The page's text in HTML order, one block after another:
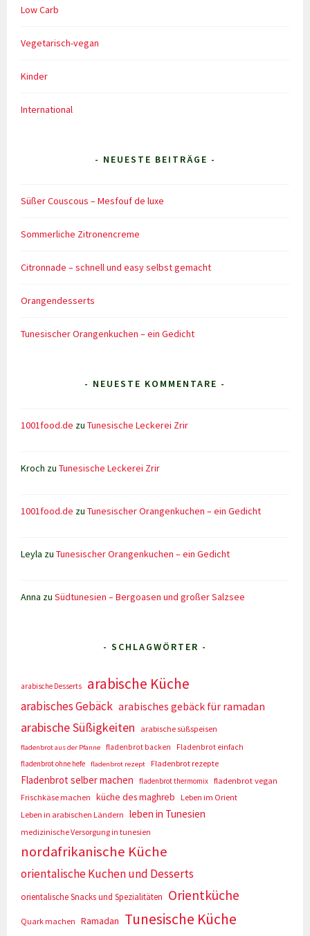
Low Carb
Vegetarisch-vegan
Kinder
International
- NEUESTE BEITRÄGE -
Süßer Couscous – Mesfouf de luxe
Sommerliche Zitronencreme
Citronnade – schnell und easy selbst gemacht
Orangendesserts
Tunesischer Orangenkuchen – ein Gedicht
- NEUESTE KOMMENTARE -
1001food.de zuTunesische Leckerei Zrir
Kroch zuTunesische Leckerei Zrir
1001food.de zuTunesischer Orangenkuchen – ein Gedicht
Leyla zuTunesischer Orangenkuchen – ein Gedicht
Anna zuSüdtunesien – Bergoasen und großer Salzsee
- SCHLAGWÖRTER -
arabische Desserts arabische Küche
arabisches Gebäck arabisches gebäck für ramadan
arabische Süßigkeiten arabische süßspeisen
fladenbrot aus der Pfanne fladenbrot backen
Fladenbrot einfach
fladenbrot ohne hefe
fladenbrot rezept Fladenbrot rezepte
Fladenbrot selber machen fladenbrot thermomix fladenbrot vegan
Frischkäse machen
küche des maghreb
Leben im Orient
Leben in arabischen Ländern
leben in Tunesien
medizinische Versorgung in tunesien
nordafrikanische Küche
orientalische Kuchen und Desserts
orientalische Snacks und Spezialitäten Orientküche
Quark machen Ramadan Tunesische Küche